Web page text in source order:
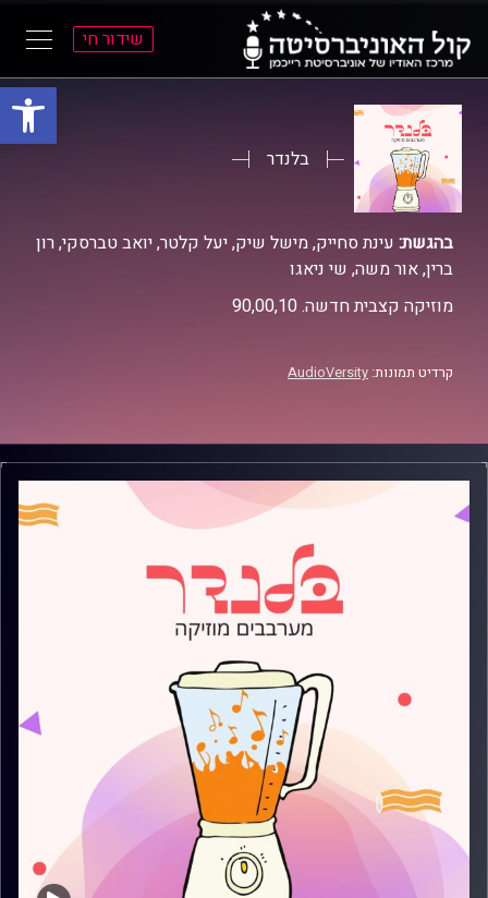
פתח
התפריט
התוכן
שידור חי
בלנדר
בהגשת: עינת סחייק, מישל שיק, יעל קלטר, יואב טברסקי, רון
ברין, אור משה, שי ניאגו
מוזיקה קצבית חדשה. 90,00,10
קרדיט תמונות: AudioVersity